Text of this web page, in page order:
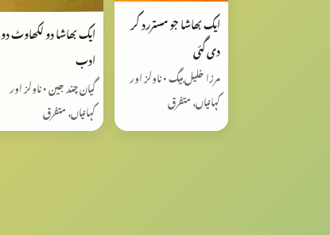
ایک بھاشا جو مستررد کر
دی گئی
مرزا خلیل بیگ • ناولز اور
کہانیاں, متفرق
ایک بھاشا دو لکھاوٹ دو
ادب
گیان چند جین • ناولز اور
کہانیاں, متفرق